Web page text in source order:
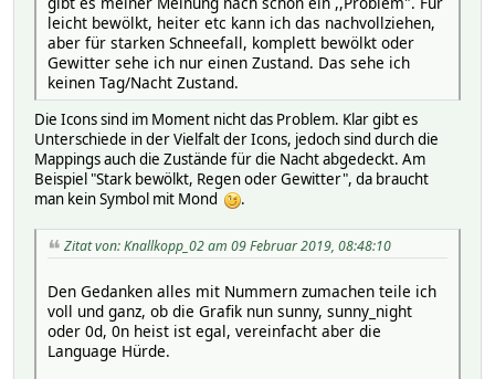
leicht bewölkt, heiter etc kann ich das nachvollziehen,
aber für starken Schneefall, komplett bewölkt oder
Gewitter sehe ich nur einen Zustand. Das sehe ich
keinen Tag/Nacht Zustand.
Die Icons sind im Moment nicht das Problem. Klar gibt es
Unterschiede in der Vielfalt der Icons, jedoch sind durch die
Mappings auch die Zustände für die Nacht abgedeckt. Am
Beispiel "Stark bewölkt, Regen oder Gewitter", da braucht
man kein Symbol mit Mond
.
Zitat von: Knallkopp_02 am 09 Februar 2019, 08:48:10
Den Gedanken alles mit Nummern zumachen teile ich
voll und ganz, ob die Grafik nun sunny, sunny_night
oder 0d, 0n heist ist egal, vereinfacht aber die
Language Hürde.